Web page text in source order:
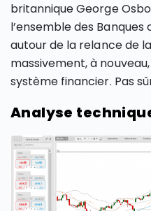
britannique George
l’ensemble des
autour de la relance de
massivement, à
système financier. Pas
Analyse